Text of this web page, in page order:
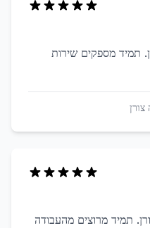
תמיד מספקים שירות
צורן
תמיד מרוצים מהעבודה